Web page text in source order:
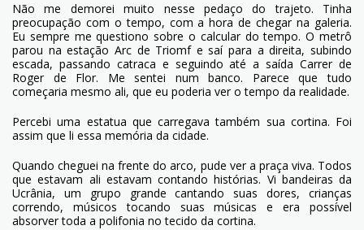
Não me demorei muito nesse pedaço do trajeto. Tinha
preocupação com o tempo, com a hora de chegar na galeria.
Eu sempre me questiono sobre o calcular do tempo. O metrô
parou na estação Arc de Triomf e saí para a direita, subindo
escada, passando catraca e seguindo até a saída Carrer de
Roger de Flor. Me sentei num banco. Parece que tudo
começaria mesmo ali, que eu poderia ver o tempo da realidade.
Percebi uma estatua que carregava também sua cortina. Foi
assim que li essa memória da cidade.
Quando cheguei na frente do arco, pude ver a praça viva. Todos
que estavam ali estavam contando histórias. Vi bandeiras da
Ucrânia, um grupo grande cantando suas dores, crianças
correndo, músicos tocando suas músicas e era possível
absorver toda a polifonia no tecido da cortina.